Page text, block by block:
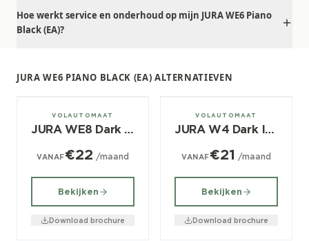
Hoe werkt service en onderhoud op mijn JURA WE6 Piano
Black (EA)?
JURA WE6 PIANO BLACK (EA) ALTERNATIEVEN
± 30/dag
VOLAUTOMAAT
JURA WE8 Dark Inox (EA)
VANAF€22 /maand
Bekijken
Download brochure
± 30/dag
VOLAUTOMAAT
JURA W4 Dark Inox (EA)
VANAF€21 /maand
Bekijken
Download brochure